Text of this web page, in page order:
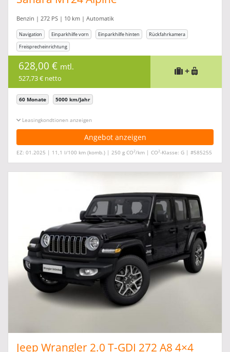
Benzin | 272 PS | 10 km | Automatik
Navigation Einparkhilfe vorn Einparkhilfe hinten
Rückfahrkamera
Freisprecheinrichtung
628,00 € mtl.
527,73 € netto
+
60 Monate 5000 km/Jahr
Leasingkonditionen ein-/ausblenden
Angebot anzeigen
EZ: 01.2025 | 11,1 l/100 km (komb.) | 250 g CO2/km | CO2-Klasse: G | #585255
Jeep Wrangler 2.0 T-GDI 272 A8 4×4